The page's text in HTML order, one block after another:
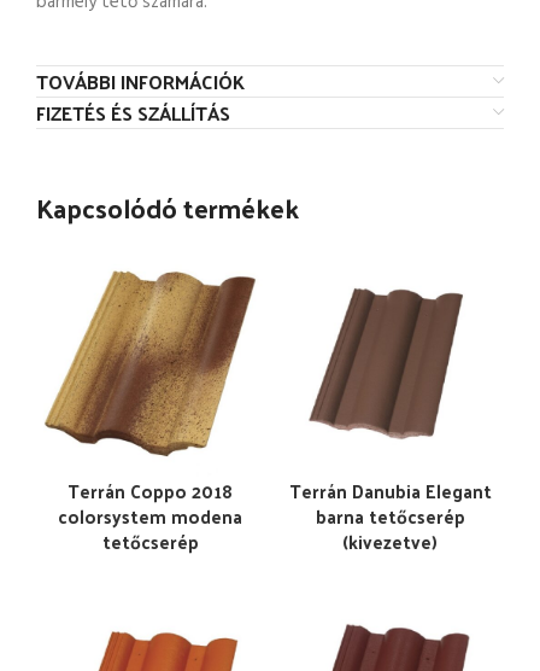
TOVÁBBI INFORMÁCIÓK
FIZETÉS ÉS SZÁLLÍTÁS
Kapcsolódó termékek
Terrán Coppo 2018
colorsystem modena
tetőcserép
Terrán Danubia Elegant
barna tetőcserép
(kivezetve)